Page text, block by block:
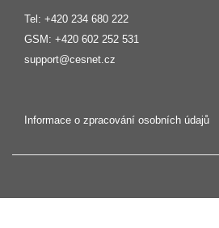
Tel: +420 234 680 222
GSM: +420 602 252 531
support@cesnet.cz
Informace o zpracování osobních údajů